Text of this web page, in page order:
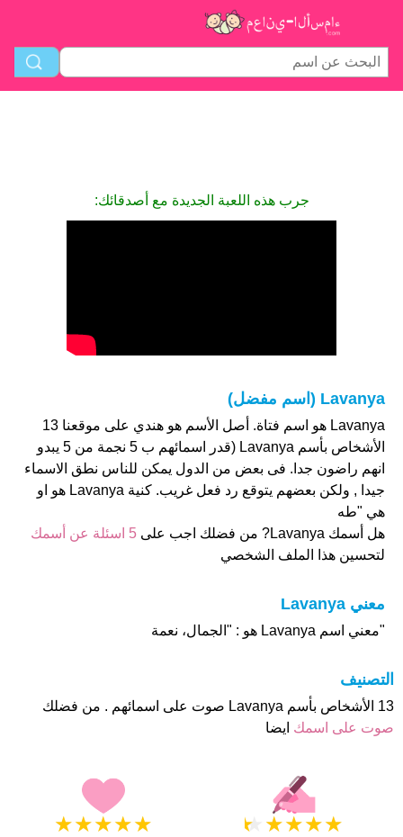
جرب هذه اللعبة الجديدة مع أصدقائك:
Lavanya (اسم مفضل)
Lavanya هو اسم فتاة. أصل الأسم هو هندي على موقعنا 13
الأشخاص بأسم Lavanya (قدر اسمائهم ب 5 نجمة من 5 يبدو
انهم راضون جدا. فى بعض من الدول يمكن للناس نطق الاسماء
جيدا , ولكن بعضهم يتوقع رد فعل غريب. كنية Lavanya هو او
هي "طه
هل أسمك Lavanya? من فضلك اجب على
5 اسئلة عن أسمك
لتحسين هذا الملف الشخصي
معني Lavanya
"معني اسم Lavanya هو : "الجمال، نعمة
التصنيف
13 الأشخاص بأسم Lavanya صوت على اسمائهم . من فضلك
صوت على اسمك ايضا
★
★
★
★
★ ★
★
★
★
★